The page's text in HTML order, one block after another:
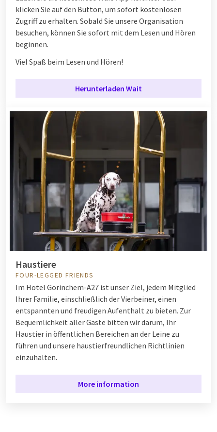
klicken Sie auf den Button, um sofort kostenlosen
Zugriff zu erhalten. Sobald Sie unsere Organisation
besuchen, können Sie sofort mit dem Lesen und Hören
beginnen.
Viel Spaß beim Lesen und Hören!
Herunterladen Wait
Haustiere
FOUR-LEGGED FRIENDS
Im Hotel Gorinchem-A27 ist unser Ziel, jedem Mitglied
Ihrer Familie, einschließlich der Vierbeiner, einen
entspannten und freudigen Aufenthalt zu bieten. Zur
Bequemlichkeit aller Gäste bitten wir darum, Ihr
Haustier in öffentlichen Bereichen an der Leine zu
führen und unsere haustierfreundlichen Richtlinien
einzuhalten.
More information